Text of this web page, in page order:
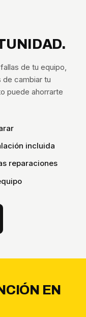
de tu equipo,
cambiar tu
puede ahorrarte
incluida
reparaciones
EN